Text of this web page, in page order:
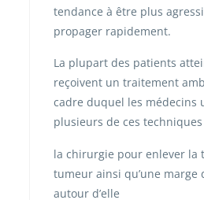
tendance à être plus
propager rapidement.
La plupart des patients
reçoivent un traitement
cadre duquel les médecins
plusieurs de ces techniques
la chirurgie pour enlever la
tumeur ainsi qu’une marge
autour d’elle